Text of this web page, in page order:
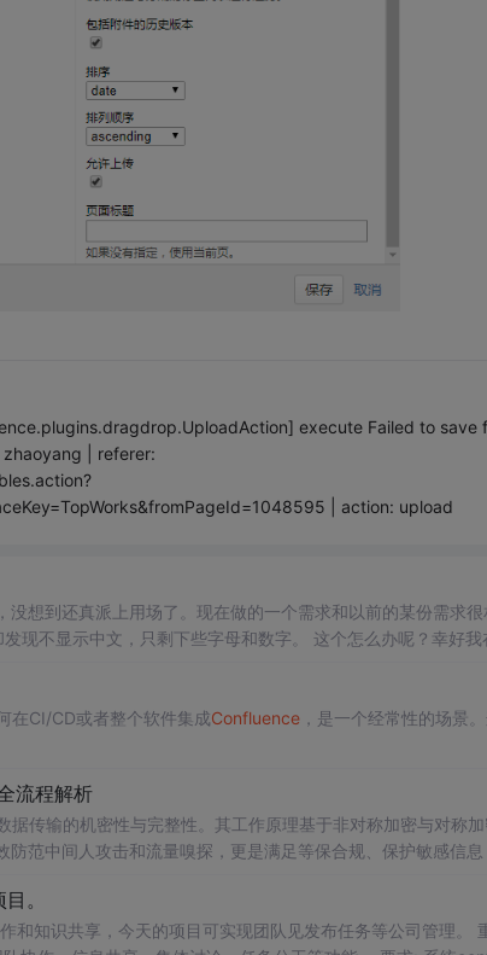
execute Failed to save
| referer:
| action: upload
想到还真派上用场了。现在做的一个需求和以前的某份需求很
现不显示中文，只剩下些字母和数字。 这个怎么办呢？幸好我
在CI/CD或者整个软件集成Confluence，是一个经常性的场景
流程解析
传输的机密性与完整性。其工作原理基于非对称加密与对称
范中间人攻击和流量嗅探，更是满足等保合规、保护敏感信息
反向代理方案，在**Tomcat配置
。
知识共享，今天的项目可实现团队见发布任务等公司管理。